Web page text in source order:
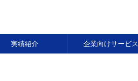
実績紹介 企業向けサービス